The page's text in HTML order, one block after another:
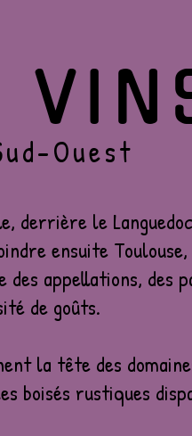
Ouest
derrière le
ensuite
appellations,
de goûts.
la tête des
boisés rustiques